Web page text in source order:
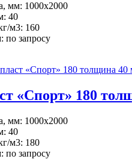
мм: 1000x2000
40
м3: 160
по запросу
«Спорт» 180
мм: 1000x2000
40
м3: 180
по запросу